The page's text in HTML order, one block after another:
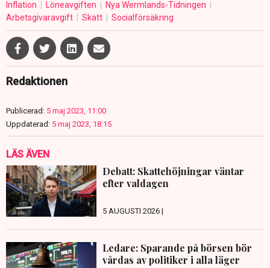
Inflation Löneavgiften
Nya Wermlands-Tidningen
Arbetsgivaravgift
Skatt Socialförsäkring
Redaktionen
Publicerad: 5 maj 2023, 11:00
Uppdaterad: 5 maj 2023, 18:15
LÄS ÄVEN
Debatt: Skattehöjningar väntar
efter valdagen
5 AUGUSTI 2026 |
Ledare: Sparande på börsen bör
vårdas av politiker i alla läger